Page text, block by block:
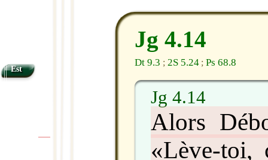
Jg 4.14
Dt 9.3 ; 2S 5.24 ; Ps 68.8
Jg 4.14
Alors
«Lève-
Est